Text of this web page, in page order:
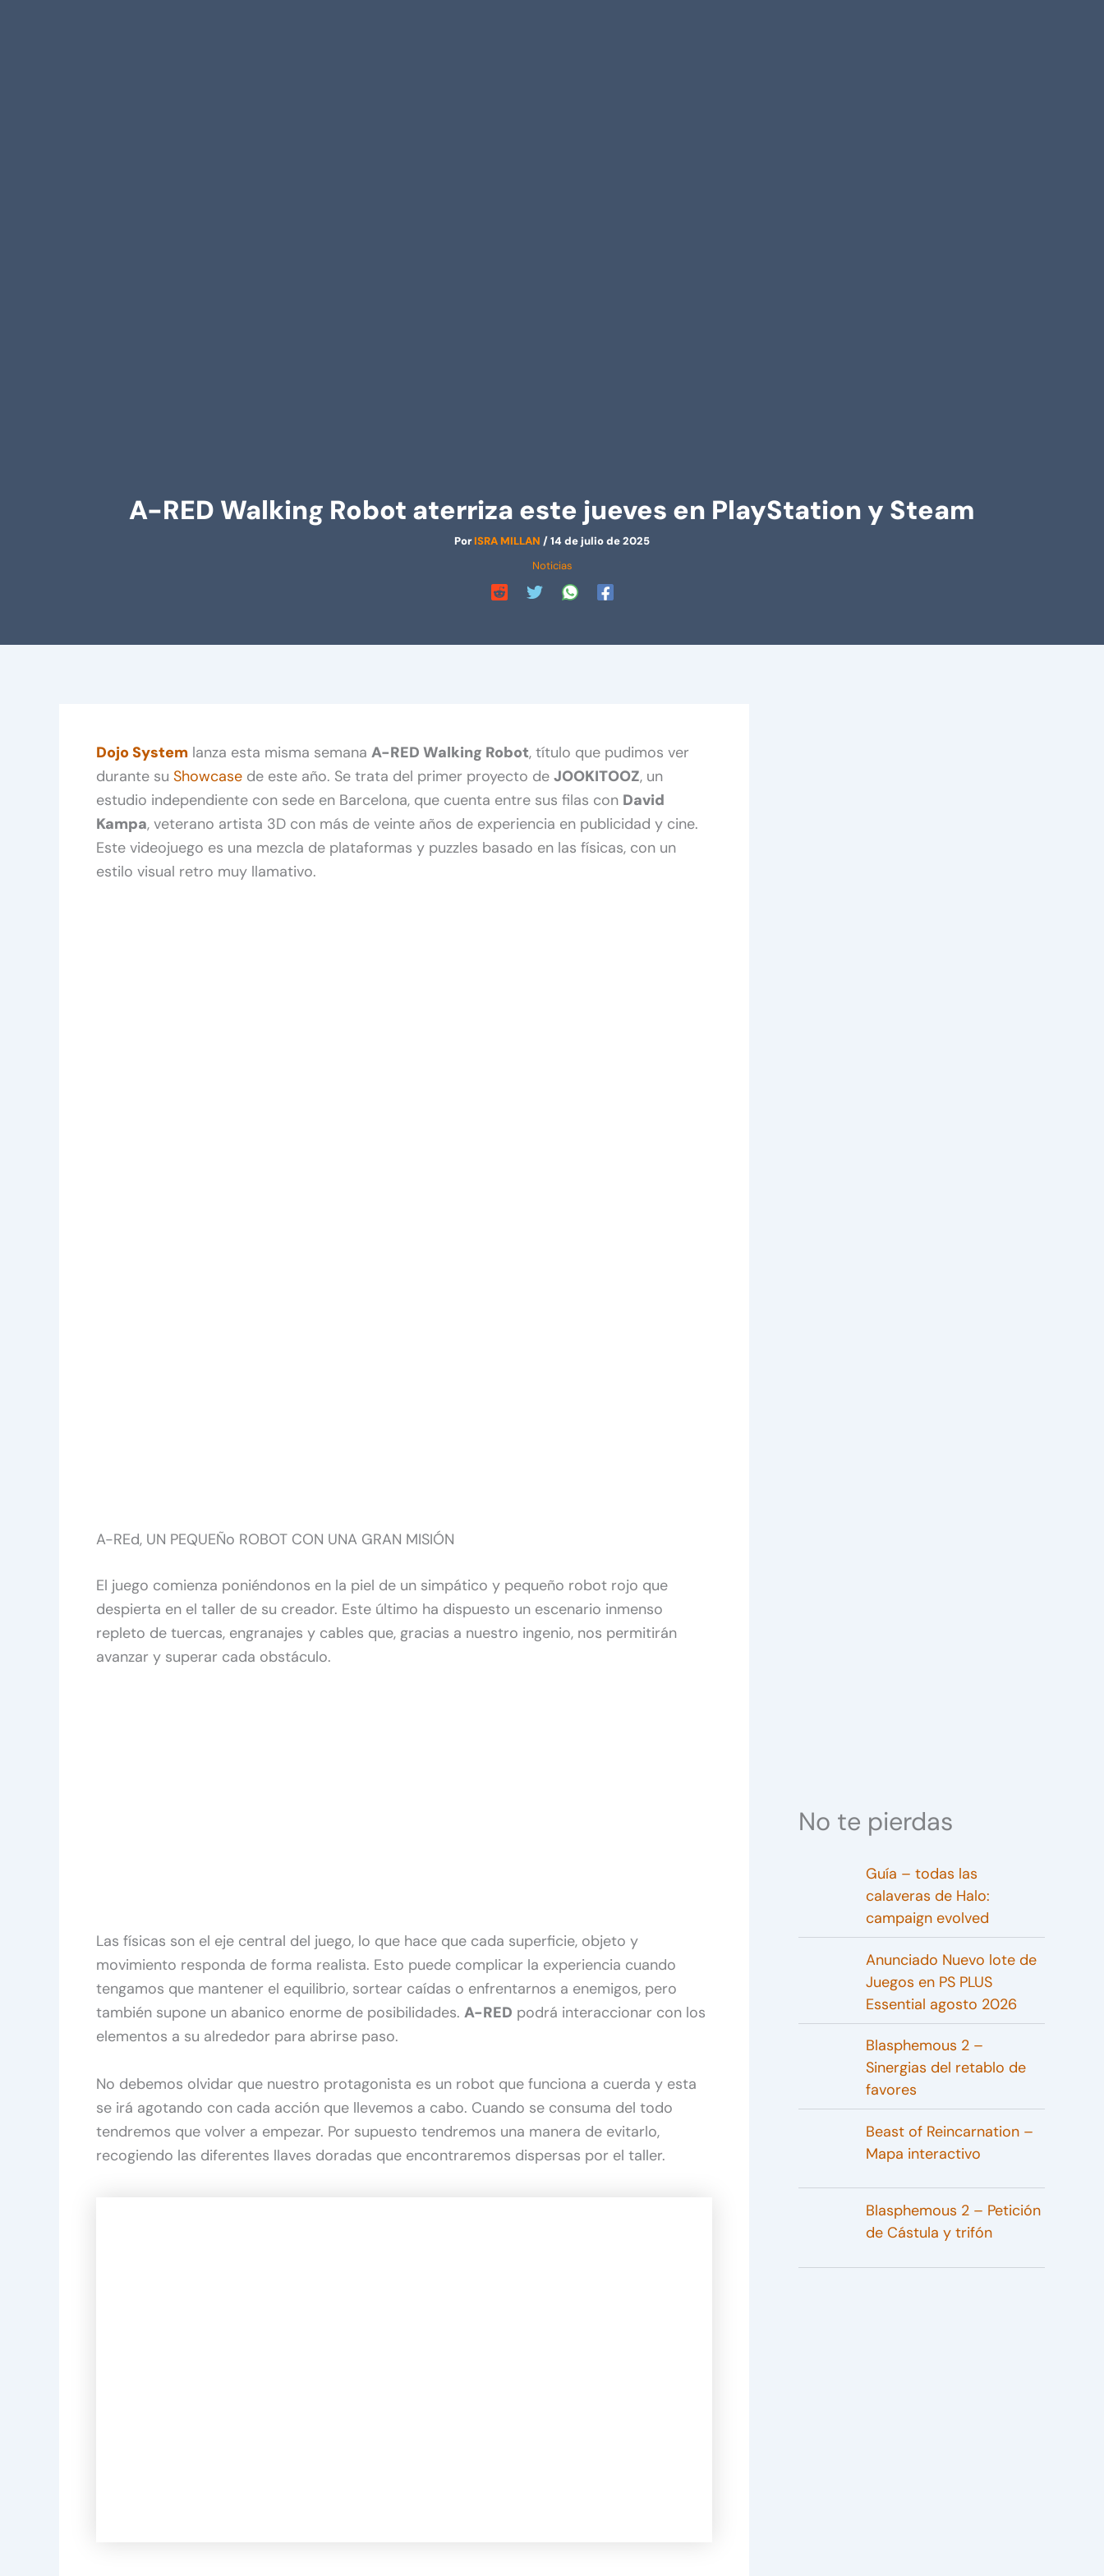
A-RED Walking Robot aterriza este jueves en PlayStation y Steam
PorISRA MILLAN /14 de julio de 2025
Noticias
Dojo System lanza esta misma semana A-RED Walking Robot, título que pudimos ver
durante su Showcase de este año. Se trata del primer proyecto de JOOKITOOZ, un
estudio independiente con sede en Barcelona, que cuenta entre sus filas con David
Kampa, veterano artista 3D con más de veinte años de experiencia en publicidad y cine.
Este videojuego es una mezcla de plataformas y puzzles basado en las físicas, con un
estilo visual retro muy llamativo.
A-REd, UN PEQUEÑo ROBOT CON UNA GRAN MISIÓN
El juego comienza poniéndonos en la piel de un simpático y pequeño robot rojo que
despierta en el taller de su creador. Este último ha dispuesto un escenario inmenso
repleto de tuercas, engranajes y cables que, gracias a nuestro ingenio, nos permitirán
avanzar y superar cada obstáculo.
Las físicas son el eje central del juego, lo que hace que cada superficie, objeto y
movimiento responda de forma realista. Esto puede complicar la experiencia cuando
tengamos que mantener el equilibrio, sortear caídas o enfrentarnos a enemigos, pero
también supone un abanico enorme de posibilidades. A-RED podrá interaccionar con los
elementos a su alrededor para abrirse paso.
No debemos olvidar que nuestro protagonista es un robot que funciona a cuerda y esta
se irá agotando con cada acción que llevemos a cabo. Cuando se consuma del todo
tendremos que volver a empezar. Por supuesto tendremos una manera de evitarlo,
recogiendo las diferentes llaves doradas que encontraremos dispersas por el taller.
No te pierdas
Guía – todas las
calaveras de Halo:
campaign evolved
Anunciado Nuevo lote de
Juegos en PS PLUS
Essential agosto 2026
Blasphemous 2 –
Sinergias del retablo de
favores
Beast of Reincarnation –
Mapa interactivo
Blasphemous 2 – Petición
de Cástula y trifón